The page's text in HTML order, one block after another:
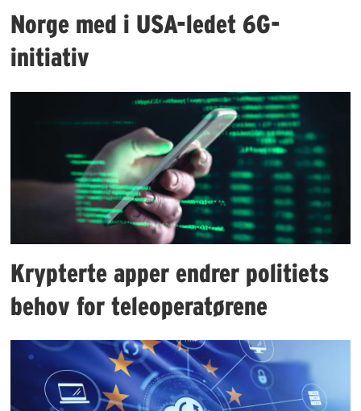
Norge med i USA-ledet 6G-
initiativ
Krypterte apper endrer politiets
behov for teleoperatørene